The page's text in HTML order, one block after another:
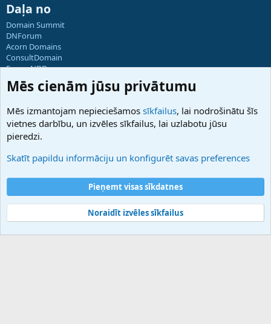
Daļa no
Domain Summit
DNForum
Acorn Domains
ConsultDomain
ForumNDD
Domainforum.ro
27.be
Hostmaria
Atbalsts
Palīdzība
Noteikumi un nosacījumi
Privātuma politika
Community platform by XenForo® © 2010-2025 XenForo Ltd.
Mēs cienām jūsu privātumu
Mēs izmantojam nepieciešamos sīkfailus, lai nodrošinātu šīs
vietnes darbību, un izvēles sīkfailus, lai uzlabotu jūsu
pieredzi.
Skatīt papildu informāciju un konfigurēt savas preferences
Pieņemt visas sīkdatnes
Noraidīt izvēles sīkfailus